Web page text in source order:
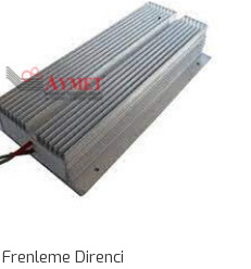
Frenleme Direnci